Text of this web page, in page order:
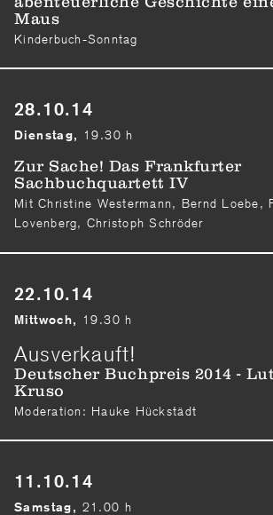
Maus
Kinderbuch-Sonntag
28.10.14
Dienstag, 19.30 h
Zur Sache! Das Frankfurter
Sachbuchquartett IV
Mit Christine Westermann, Bernd Loebe,
Lovenberg, Christoph Schröder
22.10.14
Mittwoch, 19.30 h
Ausverkauft!
Deutscher Buchpreis 2014 -
Kruso
Moderation: Hauke Hückstädt
11.10.14
Samstag, 21.00 h